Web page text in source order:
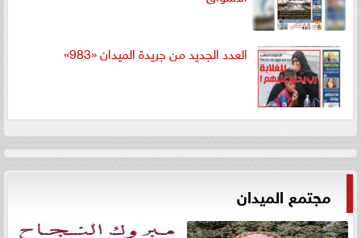
العدد الجديد من جريدة الميدان «983»
مجتمع الميدان